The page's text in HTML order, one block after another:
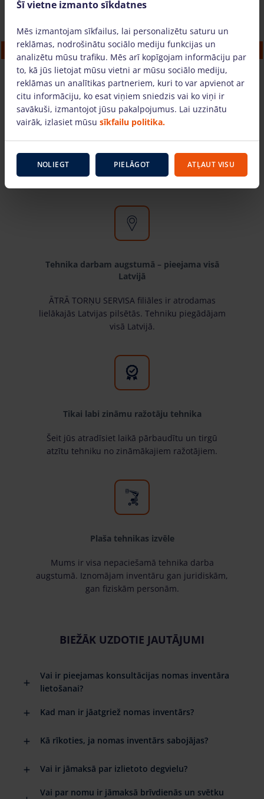
VIAVAC-GB (375)
51.59 €/gab. + PVN (10.83 €)
PIEVIENOT GROZAM
Kāpēc izvēlēties mūs?
Tehnika darbam augstumā – pieejama visā
Latvijā
ĀTRĀ TORŅU SERVISA filiāles ir atrodamas
lielākajās Latvijas pilsētās. Tehniku piegādājam
visā Latvijā.
Tikai labi zināmu ražotāju tehnika
Šeit jūs atradīsiet laikā pārbaudītu un tirgū
atzītu tehniku no zināmākajiem ražotājiem.
Plaša tehnikas izvēle
Mums ir visa nepaciešamā tehnika darba
augstumā. Iznomājam inventāru gan juridiskām,
gan fiziskām personām.
BIEŽĀK UZDOTIE JAUTĀJUMI
Vai ir pieejamas konsultācijas nomas inventāra
lietošanai?
Kad man ir jāatgriež nomas inventārs?
Kā rīkoties, ja nomas inventārs sabojājas?
Vai ir jāmaksā par izlietoto degvielu?
Vai par nomu ir jāmaksā brīvdienās un svētku
Šī vietne izmanto sīkdatnes
Mēs izmantojam sīkfailus, lai personalizētu saturu un
reklāmas, nodrošinātu sociālo mediju funkcijas un
analizētu mūsu trafiku. Mēs arī kopīgojam informāciju par
to, kā jūs lietojat mūsu vietni ar mūsu sociālo mediju,
reklāmas un analītikas partneriem, kuri to var apvienot ar
citu informāciju, ko esat viņiem sniedzis vai ko viņi ir
savākuši, izmantojot jūsu pakalpojumus. Lai uzzinātu
vairāk, izlasiet mūsu sīkfailu politika.
NOLIEGT PIELĀGOT ATĻAUT VISU